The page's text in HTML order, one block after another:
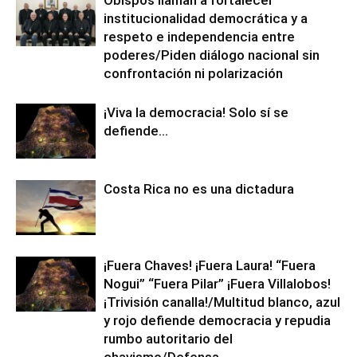
institucionalidad democrática y a
respeto e independencia entre
poderes/Piden diálogo nacional sin
confrontación ni polarización
¡Viva la democracia! Solo sí se
defiende…
Costa Rica no es una dictadura
¡Fuera Chaves! ¡Fuera Laura! “Fuera
Nogui” “Fuera Pilar” ¡Fuera Villalobos!
¡Trivisión canalla!/Multitud blanco, azul
y rojo defiende democracia y repudia
rumbo autoritario del